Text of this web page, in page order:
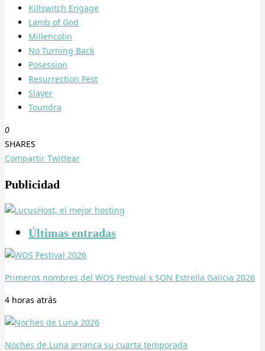
Killswitch Engage
Lamb of God
Millencolin
No Turning Back
Posession
Resurrection Fest
Slayer
Toundra
0
SHARES
Compartir Twittear
Publicidad
Últimas entradas
Primeros nombres del WOS Festival x SON Estrella Galicia 2026
4 horas atrás
Noches de Luna arranca su cuarta temporada